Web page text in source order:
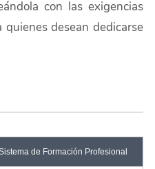
con las exigencias
desean dedicarse
de Formación Profesional